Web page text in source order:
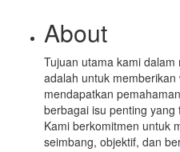
About
Tujuan utama kami
adalah untuk
mendapatkan
berbagai isu penting
Kami berkomitmen untuk
seimbang, objektif, dan